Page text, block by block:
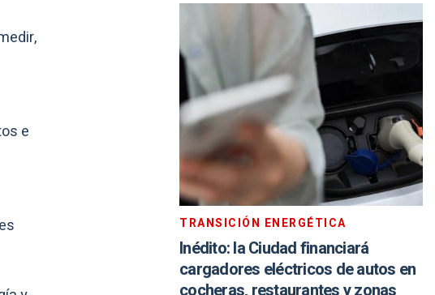
e
TRANSICIÓN ENERGÉTICA
Inédito: la Ciudad financiará
cargadores eléctricos de autos en